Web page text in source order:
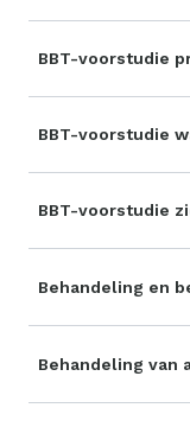
BBT-voorstudie
BBT-voorstudie
BBT-voorstudie
Behandeling en
Behandeling van